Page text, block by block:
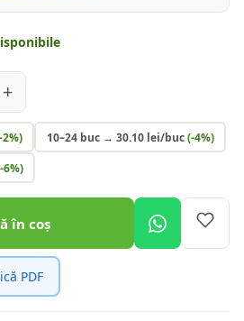
+
2%) 10–24 buc→ 30.10lei/buc(-4%)
6%)
în coș
PDF